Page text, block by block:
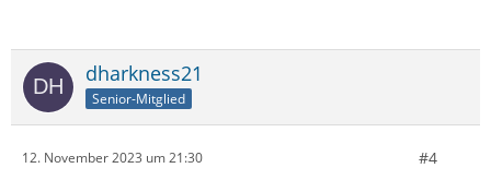
dharkness21
Senior-Mitglied
12. November 2023 um 21:30 #4